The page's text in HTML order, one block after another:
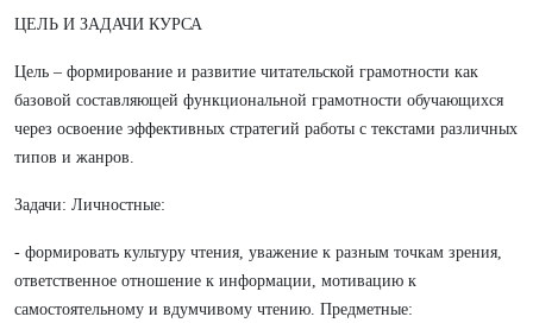
ЦЕЛЬ И ЗАДАЧИ КУРСА
Цель – формирование и развитие читательской грамотности как
базовой составляющей функциональной грамотности обучающихся
через освоение эффективных стратегий работы с текстами различных
типов и жанров.
Задачи: Личностные:
- формировать культуру чтения, уважение к разным точкам зрения,
ответственное отношение к информации, мотивацию к
самостоятельному и вдумчивому чтению. Предметные: